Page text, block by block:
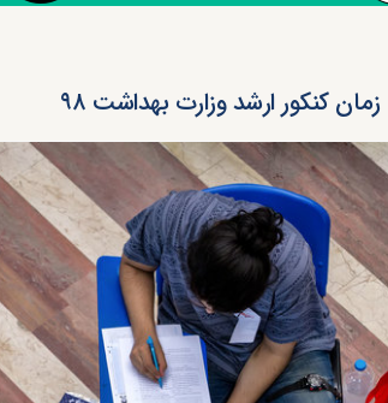
زمان کنکور ارشد وزارت بهداشت ۹۸